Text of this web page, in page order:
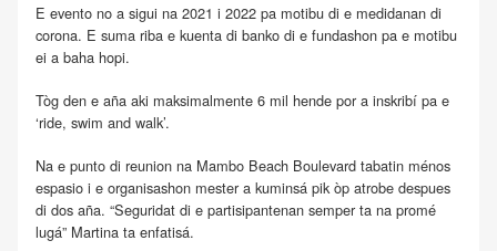
E evento no a sigui na 2021 i 2022 pa motibu di e medidanan di
corona. E suma riba e kuenta di banko di e fundashon pa e motibu
ei a baha hopi.
Tòg den e aña aki maksimalmente 6 mil hende por a inskribí pa e
‘ride, swim and walk’.
Na e punto di reunion na Mambo Beach Boulevard tabatin ménos
espasio i e organisashon mester a kuminsá pik òp atrobe despues
di dos aña. “Seguridat di e partisipantenan semper ta na promé
lugá” Martina ta enfatisá.